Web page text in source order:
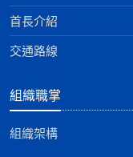
首長介紹
交通路線
組織職掌
組織架構